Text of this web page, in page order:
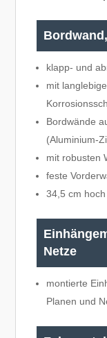
klapp- und
mit
Bordwände
(Aluminium-
mit robusten
feste
34,5 cm hoch
Netze
montierte
Planen und